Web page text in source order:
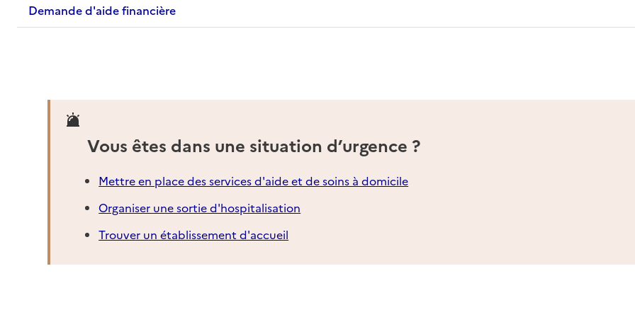
Demande d'aide financière
Vous êtes dans une situation d’urgence ?
Mettre en place des services d'aide et de soins à domicile
Organiser une sortie d'hospitalisation
Trouver un établissement d'accueil